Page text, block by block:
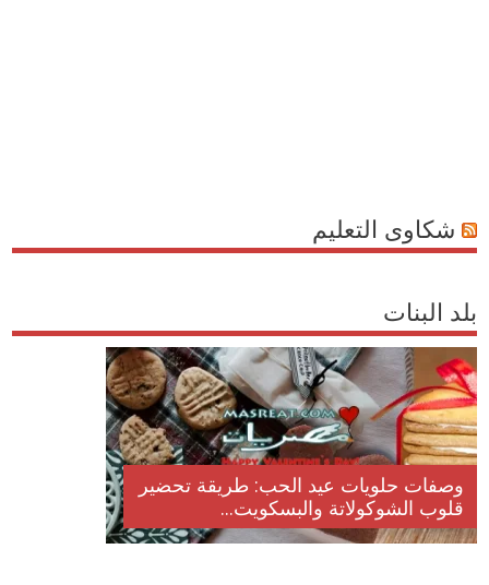
شكاوى التعليم
بلد البنات
وصفات حلويات عيد الحب: طريقة تحضير
قلوب الشوكولاتة والبسكويت...